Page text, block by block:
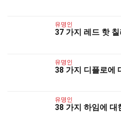
유명인
37 가지 레드 핫
유명인
38 가지 디플로에
유명인
38 가지 하임에 대